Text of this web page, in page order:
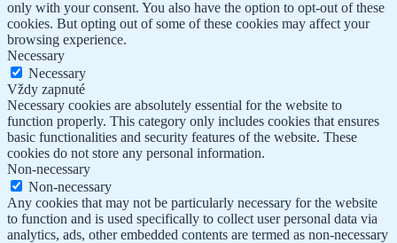
only with your consent. You also have the option to opt-out of these
cookies. But opting out of some of these cookies may affect your
browsing experience.
Necessary
Necessary
Vždy zapnuté
Necessary cookies are absolutely essential for the website to
function properly. This category only includes cookies that ensures
basic functionalities and security features of the website. These
cookies do not store any personal information.
Non-necessary
Non-necessary
Any cookies that may not be particularly necessary for the website
to function and is used specifically to collect user personal data via
analytics, ads, other embedded contents are termed as non-necessary